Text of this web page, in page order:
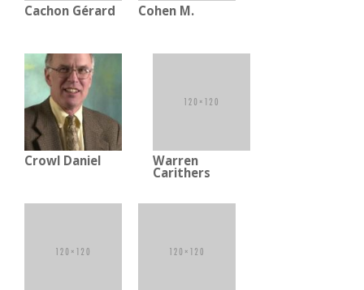
Cachon Gérard Cohen M.
Crowl Daniel Warren
Carithers